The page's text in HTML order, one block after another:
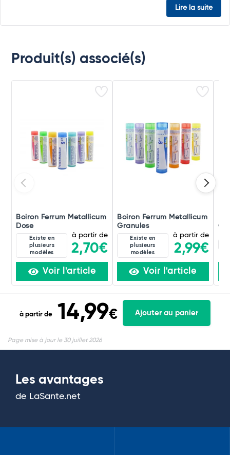
Lire la suite
Produit(s) associé(s)
Boiron Ferrum Metallicum
Dose
Existe en
plusieurs
modèles
à partir de
2,70€
Voir l'article
Boiron Ferrum Metallicum
Granules
Existe en
plusieurs
modèles
à partir de
2,99€
Voir l'article
à partir de 14,99€ Ajouter au panier
Page mise à jour le 30 juillet 2026
Les avantages
de LaSante.net